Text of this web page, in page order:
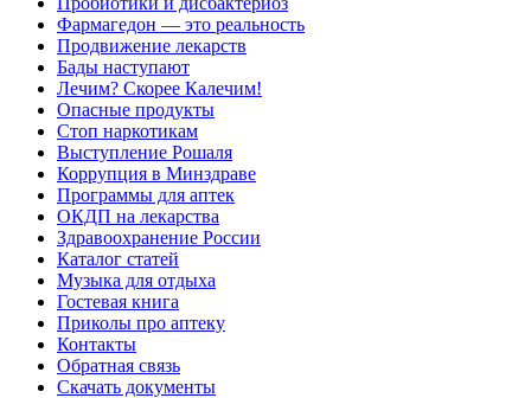
Фармагедон — это реальность
Продвижение лекарств
Бады наступают
Лечим? Скорее Калечим!
Опасные продукты
Стоп наркотикам
Выступление Рошаля
Коррупция в Минздраве
Программы для аптек
ОКДП на лекарства
Здравоохранение России
Каталог статей
Музыка для отдыха
Гостевая книга
Приколы про аптеку
Контакты
Обратная связь
Скачать документы